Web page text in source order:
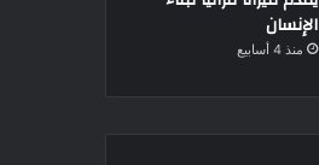
الإنسان
منذ 4 أسابيع